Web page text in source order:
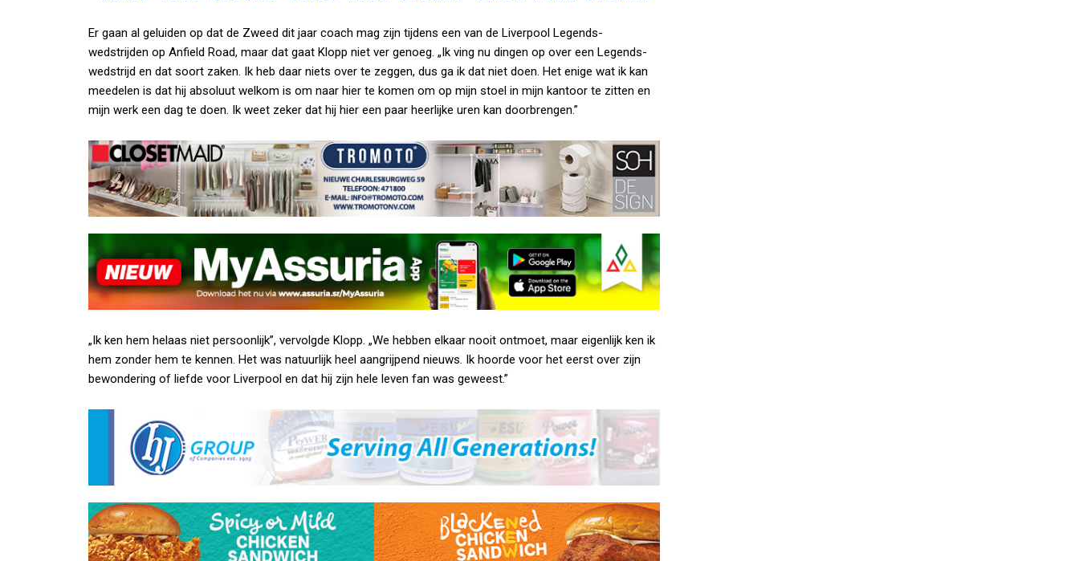
Er gaan al geluiden op dat de Zweed dit jaar coach mag zijn tijdens een van de Liverpool Legends-
wedstrijden op Anfield Road, maar dat gaat Klopp niet ver genoeg. „Ik ving nu dingen op over een Legends-
wedstrijd en dat soort zaken. Ik heb daar niets over te zeggen, dus ga ik dat niet doen. Het enige wat ik kan
meedelen is dat hij absoluut welkom is om naar hier te komen om op mijn stoel in mijn kantoor te zitten en
mijn werk een dag te doen. Ik weet zeker dat hij hier een paar heerlijke uren kan doorbrengen.”
„Ik ken hem helaas niet persoonlijk”, vervolgde Klopp. „We hebben elkaar nooit ontmoet, maar eigenlijk ken ik
hem zonder hem te kennen. Het was natuurlijk heel aangrijpend nieuws. Ik hoorde voor het eerst over zijn
bewondering of liefde voor Liverpool en dat hij zijn hele leven fan was geweest.”